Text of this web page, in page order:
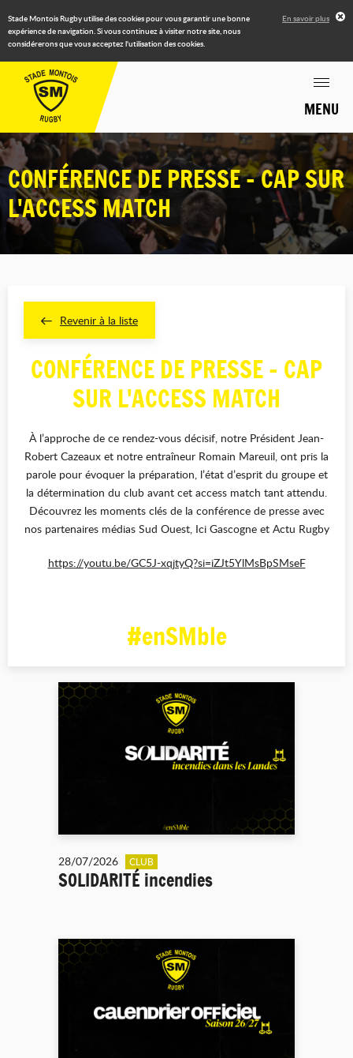
Stade Montois Rugby utilise des cookies pour vous garantir une bonne
expérience de navigation. Si vous continuez à visiter notre site, nous
considérerons que vous acceptez l'utilisation des cookies.
En savoir plus
MENU
CONFÉRENCE DE PRESSE - CAP SUR
L'ACCESS MATCH
Revenir à la liste
CONFÉRENCE DE PRESSE - CAP
SUR L'ACCESS MATCH
À l’approche de ce rendez-vous décisif, notre Président Jean-
Robert Cazeaux et notre entraîneur Romain Mareuil, ont pris la
parole pour évoquer la préparation, l’état d’esprit du groupe et
la détermination du club avant cet access match tant attendu.
Découvrez les moments clés de la conférence de presse avec
nos partenaires médias Sud Ouest, Ici Gascogne et Actu Rugby
https://youtu.be/GC5J-xqjtyQ?si=iZJt5YlMsBpSMseF
#enSMble
28/07/2026 CLUB
SOLIDARITÉ incendies